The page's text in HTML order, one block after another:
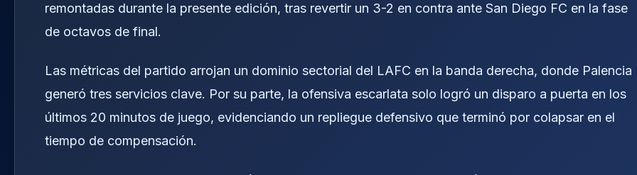
remontadas durante la presente edición, tras revertir un 3-2 en contra ante San Diego FC en la fase
de octavos de final.
Las métricas del partido arrojan un dominio sectorial del LAFC en la banda derecha, donde Palencia
generó tres servicios clave. Por su parte, la ofensiva escarlata solo logró un disparo a puerta en los
últimos 20 minutos de juego, evidenciando un repliegue defensivo que terminó por colapsar en el
tiempo de compensación.